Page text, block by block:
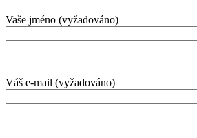
Vaše jméno (vyžadováno)
Váš e-mail (vyžadováno)